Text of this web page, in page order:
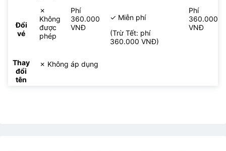
Đổi
vé
✗
Không
được
phép
Phí
360.000
VNĐ
✓ Miễn phí
(Trừ Tết: phí
360.000 VNĐ)
Phí
360.000
VNĐ
Thay
đổi
tên
✗ Không áp dụng